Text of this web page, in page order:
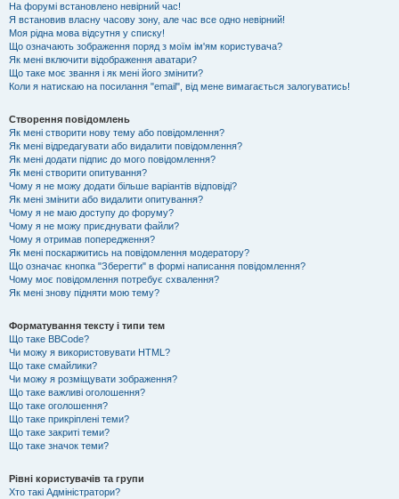
На форумі встановлено невірний час!
Я встановив власну часову зону, але час все одно невірний!
Моя рідна мова відсутня у списку!
Що означають зображення поряд з моїм ім'ям користувача?
Як мені включити відображення аватари?
Що таке моє звання і як мені його змінити?
Коли я натискаю на посилання "email", від мене вимагається залогуватись!
Створення повідомлень
Як мені створити нову тему або повідомлення?
Як мені відредагувати або видалити повідомлення?
Як мені додати підпис до мого повідомлення?
Як мені створити опитування?
Чому я не можу додати більше варіантів відповіді?
Як мені змінити або видалити опитування?
Чому я не маю доступу до форуму?
Чому я не можу приєднувати файли?
Чому я отримав попередження?
Як мені поскаржитись на повідомлення модератору?
Що означає кнопка "Зберегти" в формі написання повідомлення?
Чому моє повідомлення потребує схвалення?
Як мені знову підняти мою тему?
Форматування тексту і типи тем
Що таке BBCode?
Чи можу я використовувати HTML?
Що таке смайлики?
Чи можу я розміщувати зображення?
Що таке важливі оголошення?
Що таке оголошення?
Що таке прикріплені теми?
Що таке закриті теми?
Що таке значок теми?
Рівні користувачів та групи
Хто такі Адміністратори?